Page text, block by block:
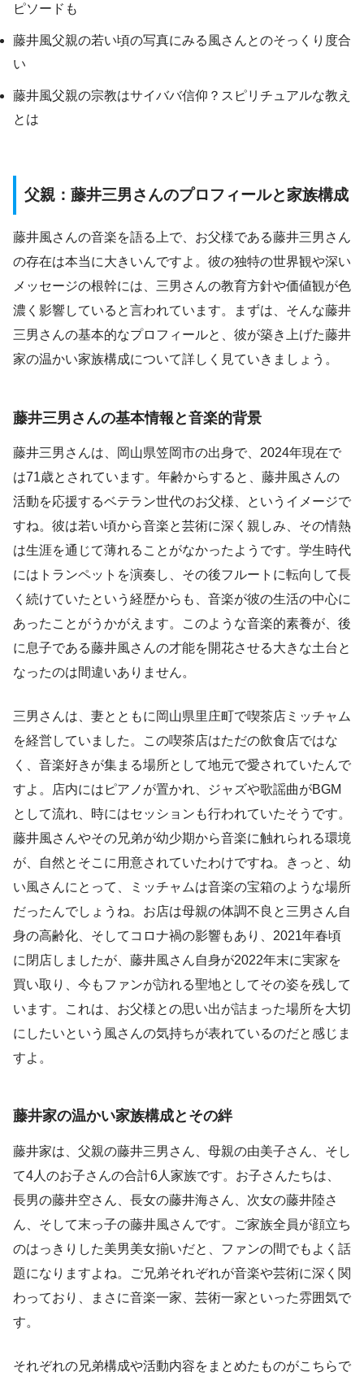
ピソードも
藤井風父親の若い頃の写真にみる風さんとのそっくり度合
い
藤井風父親の宗教はサイババ信仰？スピリチュアルな教え
とは
父親：藤井三男さんのプロフィールと家族構成
藤井風さんの音楽を語る上で、お父様である藤井三男さん
の存在は本当に大きいんですよ。彼の独特の世界観や深い
メッセージの根幹には、三男さんの教育方針や価値観が色
濃く影響していると言われています。まずは、そんな藤井
三男さんの基本的なプロフィールと、彼が築き上げた藤井
家の温かい家族構成について詳しく見ていきましょう。
藤井三男さんの基本情報と音楽的背景
藤井三男さんは、岡山県笠岡市の出身で、2024年現在で
は71歳とされています。年齢からすると、藤井風さんの
活動を応援するベテラン世代のお父様、というイメージで
すね。彼は若い頃から音楽と芸術に深く親しみ、その情熱
は生涯を通じて薄れることがなかったようです。学生時代
にはトランペットを演奏し、その後フルートに転向して長
く続けていたという経歴からも、音楽が彼の生活の中心に
あったことがうかがえます。このような音楽的素養が、後
に息子である藤井風さんの才能を開花させる大きな土台と
なったのは間違いありません。
三男さんは、妻とともに岡山県里庄町で喫茶店ミッチャム
を経営していました。この喫茶店はただの飲食店ではな
く、音楽好きが集まる場所として地元で愛されていたんで
すよ。店内にはピアノが置かれ、ジャズや歌謡曲がBGM
として流れ、時にはセッションも行われていたそうです。
藤井風さんやその兄弟が幼少期から音楽に触れられる環境
が、自然とそこに用意されていたわけですね。きっと、幼
い風さんにとって、ミッチャムは音楽の宝箱のような場所
だったんでしょうね。お店は母親の体調不良と三男さん自
身の高齢化、そしてコロナ禍の影響もあり、2021年春頃
に閉店しましたが、藤井風さん自身が2022年末に実家を
買い取り、今もファンが訪れる聖地としてその姿を残して
います。これは、お父様との思い出が詰まった場所を大切
にしたいという風さんの気持ちが表れているのだと感じま
すよ。
藤井家の温かい家族構成とその絆
藤井家は、父親の藤井三男さん、母親の由美子さん、そし
て4人のお子さんの合計6人家族です。お子さんたちは、
長男の藤井空さん、長女の藤井海さん、次女の藤井陸さ
ん、そして末っ子の藤井風さんです。ご家族全員が顔立ち
のはっきりした美男美女揃いだと、ファンの間でもよく話
題になりますよね。ご兄弟それぞれが音楽や芸術に深く関
わっており、まさに音楽一家、芸術一家といった雰囲気で
す。
それぞれの兄弟構成や活動内容をまとめたものがこちらで